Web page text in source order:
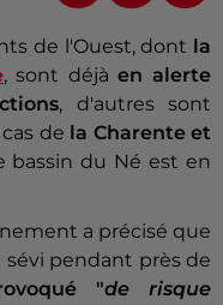
de l'Ouest, dont la
, sont déjà en alerte
, d'autres sont
de la Charente et
bassin du Né est en
a précisé que
sévi pendant près de
"de risque